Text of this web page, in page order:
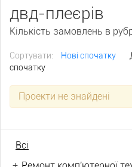
двд-плеєрів
Кількість замовлень в
Сортувати: Нові спочатку
спочатку
Проекти не знайдені
Всі